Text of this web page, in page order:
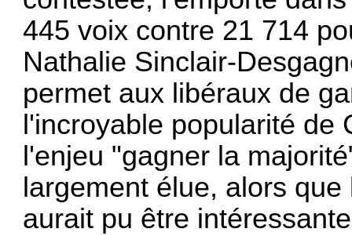
445 voix contre 21 714
Nathalie Sinclair-
permet aux libéraux de
l'incroyable popularité de
l'enjeu "gagner la
largement élue, alors
aurait pu être